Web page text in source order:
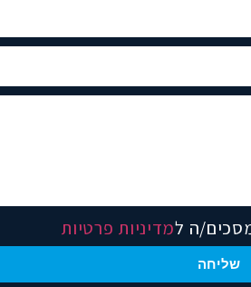
ה למדיניות פרטיות
שליחה